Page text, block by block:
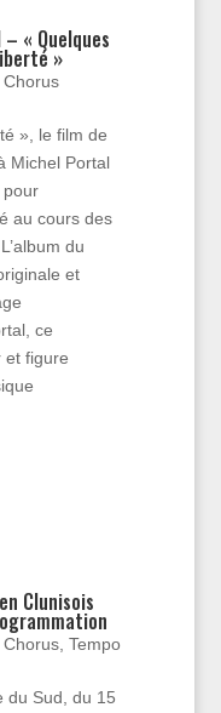
« Quelques
»
Chorus
», le film de
Michel Portal
au cours des
du
et
ce
et figure
Clunisois
Chorus ,Tempo
du Sud, du 15